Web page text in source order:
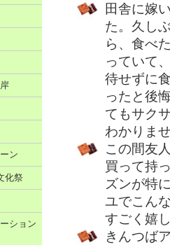
田舎に嫁
た。久し
ら、食べ
っていて
待せずに
ったと後
てもサク
わかりま
この間友
買って持
ズンが特
ユでこん
すごく嬉
きんつば
ン
化祭
ション